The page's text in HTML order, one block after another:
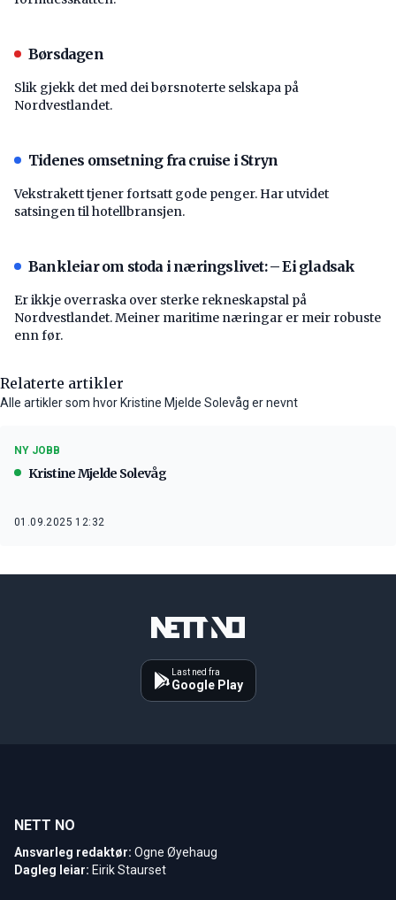
Børsdagen
Slik gjekk det med dei børsnoterte selskapa på
Nordvestlandet.
Tidenes omsetning fra cruise i Stryn
Vekstrakett tjener fortsatt gode penger. Har utvidet
satsingen til hotellbransjen.
Bankleiar om stoda i næringslivet: – Ei gladsak
Er ikkje overraska over sterke rekneskapstal på
Nordvestlandet. Meiner maritime næringar er meir robuste
enn før.
Relaterte artikler
Alle artikler som hvor Kristine Mjelde Solevåg er nevnt
NY JOBB
Kristine Mjelde Solevåg
01.09.2025 12:32
Last ned fra
Google Play
NETT NO
Ansvarleg redaktør: Ogne Øyehaug
Dagleg leiar: Eirik Staurset